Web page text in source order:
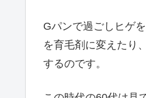
Gパンで過ごしヒゲ
を育毛剤に変えたり
するのです。